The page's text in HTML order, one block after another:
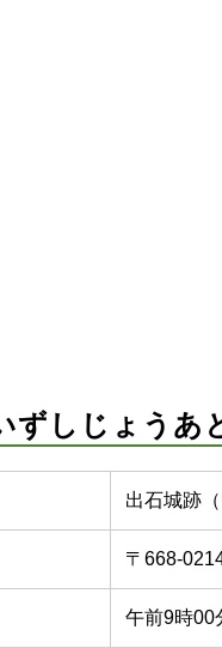
ずしじょうあ
出石城跡
〒668-
午前9時00